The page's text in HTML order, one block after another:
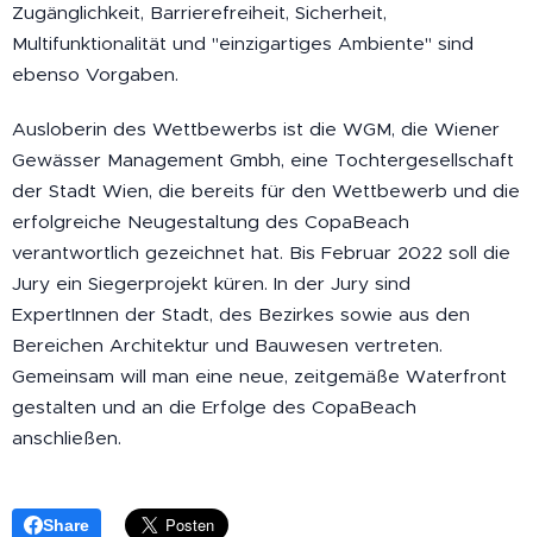
Zugänglichkeit, Barrierefreiheit, Sicherheit,
Multifunktionalität und "einzigartiges Ambiente" sind
ebenso Vorgaben.
Ausloberin des Wettbewerbs ist die WGM, die Wiener
Gewässer Management Gmbh, eine Tochtergesellschaft
der Stadt Wien, die bereits für den Wettbewerb und die
erfolgreiche Neugestaltung des CopaBeach
verantwortlich gezeichnet hat. Bis Februar 2022 soll die
Jury ein Siegerprojekt küren. In der Jury sind
ExpertInnen der Stadt, des Bezirkes sowie aus den
Bereichen Architektur und Bauwesen vertreten.
Gemeinsam will man eine neue, zeitgemäße Waterfront
gestalten und an die Erfolge des CopaBeach
anschließen.
Share